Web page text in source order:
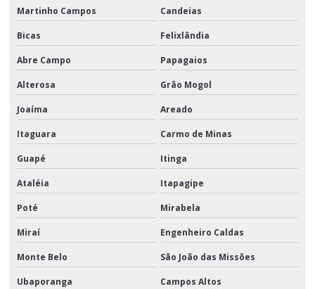
Martinho Campos Candeias
Bicas Felixlândia
Abre Campo Papagaios
Alterosa Grão Mogol
Joaíma Areado
Itaguara Carmo de Minas
Guapé Itinga
Ataléia Itapagipe
Poté Mirabela
Miraí Engenheiro Caldas
Monte Belo São João das Missões
Ubaporanga Campos Altos